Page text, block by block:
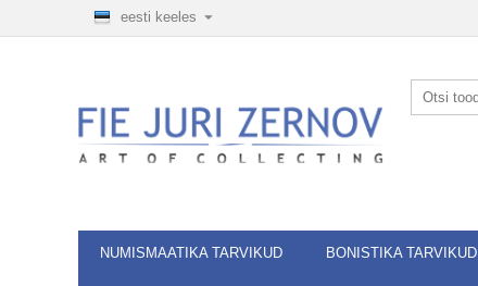
eesti keeles
NUMISMAATIKA TARVIKUD BONISTIKA TARVIKUD